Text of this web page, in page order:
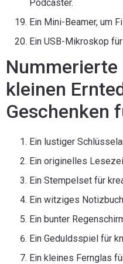
Podcaster.
Ein Mini-Beamer, um
Ein USB-Mikroskop
Nummerierte
kleinen
Geschenken
Ein lustiger
Ein originelles
Ein Stempelset für
Ein witziges
Ein bunter
Ein Geduldsspiel für
Ein kleines Fernglas